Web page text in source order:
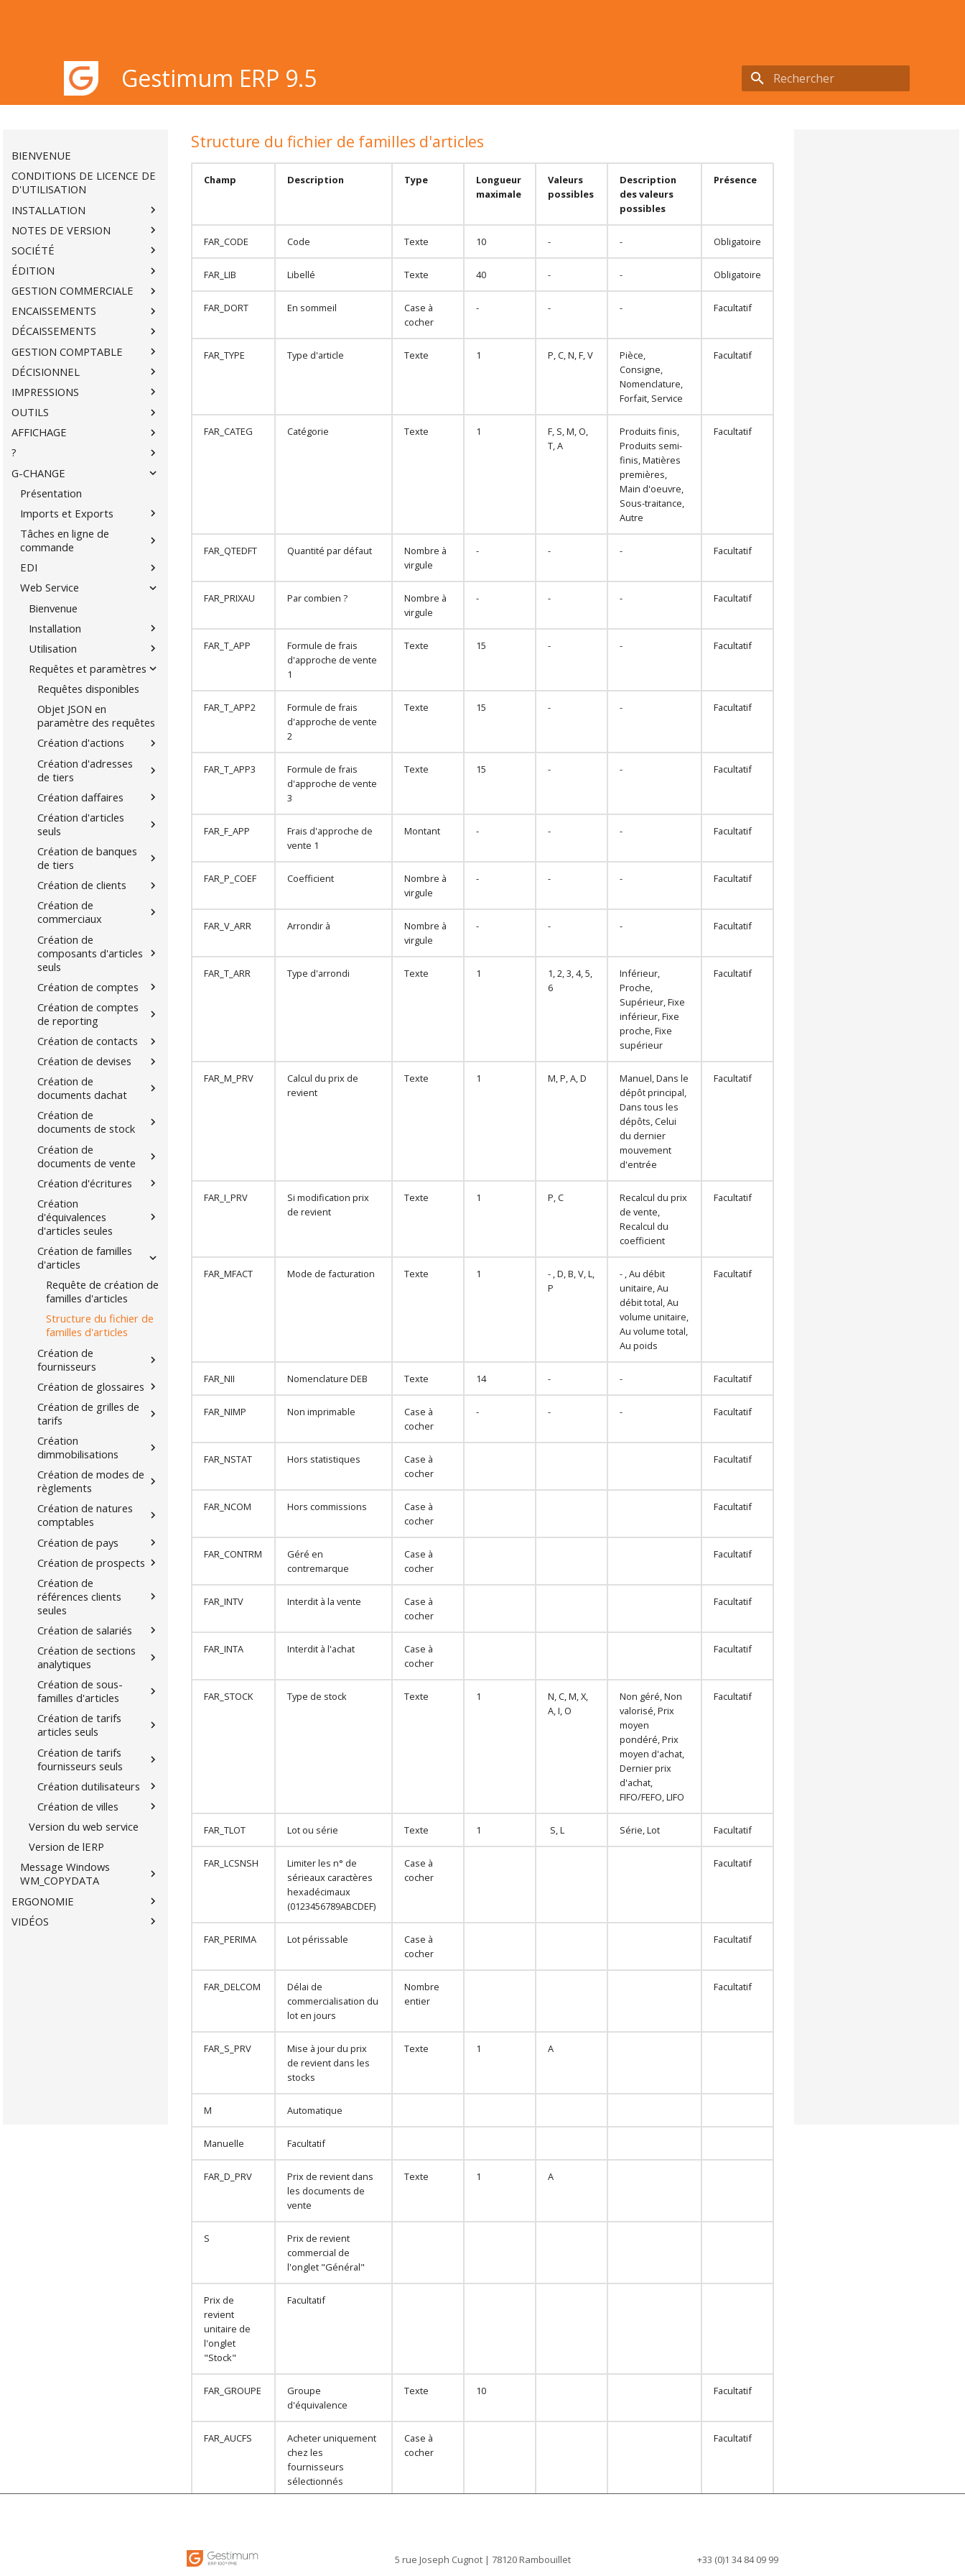
Gestimum ERP 9.5
Initialisation de la recherche
BIENVENUE
CONDITIONS DE LICENCE DE
D'UTILISATION
INSTALLATION
NOTES DE VERSION
SOCIÉTÉ
ÉDITION
GESTION COMMERCIALE
ENCAISSEMENTS
DÉCAISSEMENTS
GESTION COMPTABLE
DÉCISIONNEL
IMPRESSIONS
OUTILS
AFFICHAGE
?
G-CHANGE
Présentation
Imports et Exports
Tâches en ligne de
commande
EDI
Web Service
Bienvenue
Installation
Utilisation
Requêtes et paramètres
Requêtes disponibles
Objet JSON en
paramètre des requêtes
Création d'actions
Création d'adresses
de tiers
Création daffaires
Création d'articles
seuls
Création de banques
de tiers
Création de clients
Création de
commerciaux
Création de
composants d'articles
seuls
Création de comptes
Création de comptes
de reporting
Création de contacts
Création de devises
Création de
documents dachat
Création de
documents de stock
Création de
documents de vente
Création d'écritures
Création
d'équivalences
d'articles seules
Création de familles
d'articles
Requête de création de
familles d'articles
Structure du fichier de
familles d'articles
Création de
fournisseurs
Création de glossaires
Création de grilles de
tarifs
Création
dimmobilisations
Création de modes de
règlements
Création de natures
comptables
Création de pays
Création de prospects
Création de
références clients
seules
Création de salariés
Création de sections
analytiques
Création de sous-
familles d'articles
Création de tarifs
articles seuls
Création de tarifs
fournisseurs seuls
Création dutilisateurs
Création de villes
Version du web service
Version de lERP
Message Windows
WM_COPYDATA
ERGONOMIE
VIDÉOS
Structure du fichier de familles d'articles
Champ Description Type
Longueur
maximale
Valeurs
possibles
Description
des valeurs
possibles
Présence
FAR_CODE Code Texte 10 - - Obligatoire
FAR_LIB Libellé Texte 40 - - Obligatoire
FAR_DORT En sommeil
Case à
cocher
- - - Facultatif
FAR_TYPE Type d'article Texte 1 P, C, N, F, V
Pièce,
Consigne,
Nomenclature,
Forfait, Service
Facultatif
FAR_CATEG Catégorie Texte 1
F, S, M, O,
T, A
Produits finis,
Produits semi-
finis, Matières
premières,
Main d'oeuvre,
Sous-traitance,
Autre
Facultatif
FAR_QTEDFT Quantité par défaut
Nombre à
virgule
- - - Facultatif
FAR_PRIXAU Par combien ?
Nombre à
virgule
- - - Facultatif
FAR_T_APP
Formule de frais
d'approche de vente
1
Texte 15 - - Facultatif
FAR_T_APP2
Formule de frais
d'approche de vente
2
Texte 15 - - Facultatif
FAR_T_APP3
Formule de frais
d'approche de vente
3
Texte 15 - - Facultatif
FAR_F_APP
Frais d'approche de
vente 1
Montant - - - Facultatif
FAR_P_COEF Coefficient
Nombre à
virgule
- - - Facultatif
FAR_V_ARR Arrondir à
Nombre à
virgule
- - - Facultatif
FAR_T_ARR Type d'arrondi Texte 1
1, 2, 3, 4, 5,
6
Inférieur,
Proche,
Supérieur, Fixe
inférieur, Fixe
proche, Fixe
supérieur
Facultatif
FAR_M_PRV
Calcul du prix de
revient
Texte 1 M, P, A, D
Manuel, Dans le
dépôt principal,
Dans tous les
dépôts, Celui
du dernier
mouvement
d'entrée
Facultatif
FAR_I_PRV
Si modification prix
de revient
Texte 1 P, C
Recalcul du prix
de vente,
Recalcul du
coefficient
Facultatif
FAR_MFACT Mode de facturation Texte 1
- , D, B, V, L,
P
- , Au débit
unitaire, Au
débit total, Au
volume unitaire,
Au volume total,
Au poids
Facultatif
FAR_NII Nomenclature DEB Texte 14 - - Facultatif
FAR_NIMP Non imprimable
Case à
cocher
- - - Facultatif
FAR_NSTAT Hors statistiques
Case à
cocher
Facultatif
FAR_NCOM Hors commissions
Case à
cocher
Facultatif
FAR_CONTRM
Géré en
contremarque
Case à
cocher
Facultatif
FAR_INTV Interdit à la vente
Case à
cocher
Facultatif
FAR_INTA Interdit à l'achat
Case à
cocher
Facultatif
FAR_STOCK Type de stock Texte 1
N, C, M, X,
A, I, O
Non géré, Non
valorisé, Prix
moyen
pondéré, Prix
moyen d'achat,
Dernier prix
d'achat,
FIFO/FEFO, LIFO
Facultatif
FAR_TLOT Lot ou série Texte 1 S, L Série, Lot Facultatif
FAR_LCSNSH
Limiter les n° de
sérieaux caractères
hexadécimaux
(0123456789ABCDEF)
Case à
cocher
Facultatif
FAR_PERIMA Lot périssable
Case à
cocher
Facultatif
FAR_DELCOM
Délai de
commercialisation du
lot en jours
Nombre
entier
Facultatif
FAR_S_PRV
Mise à jour du prix
de revient dans les
stocks
Texte 1 A
M Automatique
Manuelle Facultatif
FAR_D_PRV
Prix de revient dans
les documents de
vente
Texte 1 A
S
Prix de revient
commercial de
l'onglet "Général"
Prix de
revient
unitaire de
l'onglet
"Stock"
Facultatif
FAR_GROUPE
Groupe
d'équivalence
Texte 10 Facultatif
FAR_AUCFS
Acheter uniquement
chez les
fournisseurs
sélectionnés
Case à
cocher
Facultatif
5 rue Joseph Cugnot | 78120 Rambouillet
+33 (0)1 34 84 09 99